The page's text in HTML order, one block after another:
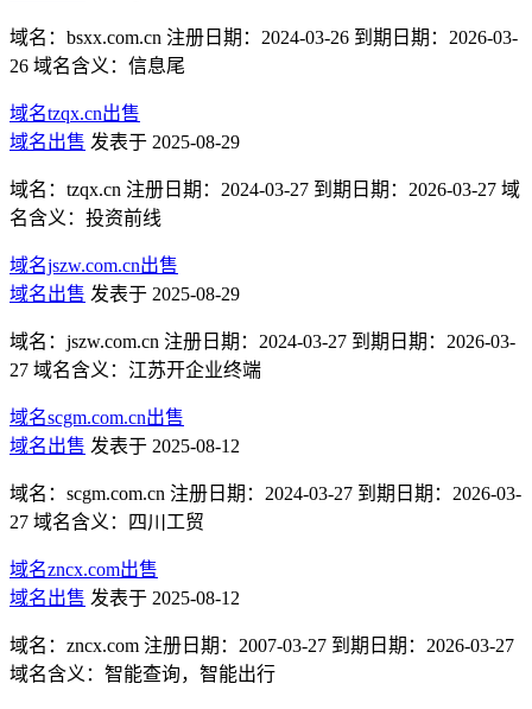
域名：bsxx.com.cn 注册日期：2024-03-26 到期日期：2026-03-
26 域名含义：信息尾
域名tzqx.cn出售
域名出售 发表于 2025-08-29
域名：tzqx.cn 注册日期：2024-03-27 到期日期：2026-03-27 域
名含义：投资前线
域名jszw.com.cn出售
域名出售 发表于 2025-08-29
域名：jszw.com.cn 注册日期：2024-03-27 到期日期：2026-03-
27 域名含义：江苏开企业终端
域名scgm.com.cn出售
域名出售 发表于 2025-08-12
域名：scgm.com.cn 注册日期：2024-03-27 到期日期：2026-03-
27 域名含义：四川工贸
域名zncx.com出售
域名出售 发表于 2025-08-12
域名：zncx.com 注册日期：2007-03-27 到期日期：2026-03-27
域名含义：智能查询，智能出行